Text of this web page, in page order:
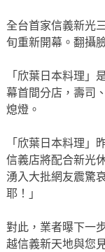
全台首家信義新光
旬重新開幕。翻攝
「欣葉日本料理
幕首間分店，壽司
熄燈。
「欣葉日本料理
信義店將配合新光
湧入大批網友震驚
耶！」
對此，業者曝下一
越信義新天地與您